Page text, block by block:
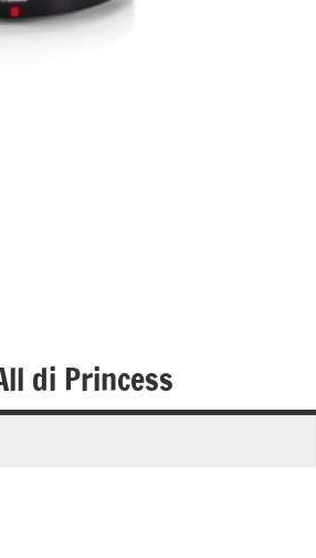
di Princess